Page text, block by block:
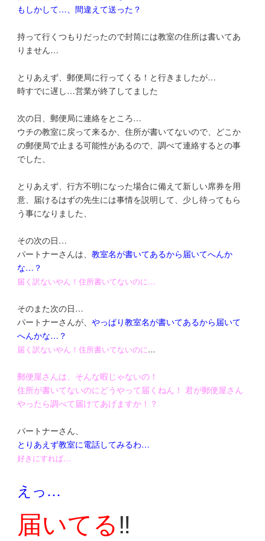
もしかして…、間違えて送った？
持って行くつもりだったので封筒には教室の住所は書いてあ
りません…
とりあえず、郵便局に行ってくる！と行きましたが…
時すでに遅し…営業が終了してました
次の日、郵便局に連絡をところ…
ウチの教室に戻って来るか、住所が書いてないので、どこか
の郵便局で止まる可能性があるので、調べて連絡するとの事
でした、
とりあえず、行方不明になった場合に備えて新しい席券を用
意、届けるはずの先生には事情を説明して、少し待ってもら
う事になりました、
その次の日…
パートナーさんは、 教室名が書いてあるから届いてへんか
な…？
届く訳ないやん！住所書いてないのに…
そのまた次の日…
パートナーさんが、 やっぱり教室名が書いてあるから届いて
へんかな…？
届く訳ないやん！ 住所書いてないのに…
郵便屋さんは、そんな暇じゃないの！
住所が書いてないのにどうやって届くねん！ 君が郵便屋さん
やったら調べて届けてあげますか！？
パートナーさん、
とりあえず教室に電話してみるわ…
好きにすれば…
えっ…
届いてる‼️